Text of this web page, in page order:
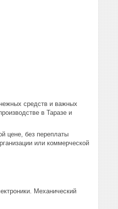
средств и важных
в Таразе и
цене, без переплаты
или коммерческой
Механический